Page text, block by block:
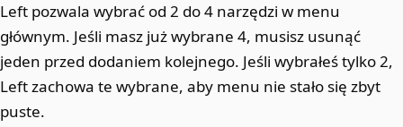
Left pozwala wybrać od 2 do 4 narzędzi w menu
głównym. Jeśli masz już wybrane 4, musisz usunąć
jeden przed dodaniem kolejnego. Jeśli wybrałeś tylko 2,
Left zachowa te wybrane, aby menu nie stało się zbyt
puste.